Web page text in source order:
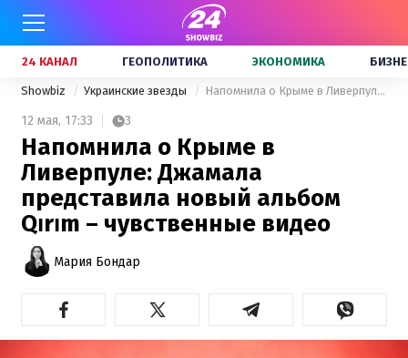
24 КАНАЛ ГЕОПОЛИТИКА ЭКОНОМИКА
Showbiz Украинские звезды Напомнила о Крыме в Ливерпуле: Джамала представила новый альбом Qırım – чувственные видео
12 мая, 17:33 3
Напомнила о Крыме в
Ливерпуле: Джамала
представила новый альбом
Qırım – чувственные видео
Мария Бондар